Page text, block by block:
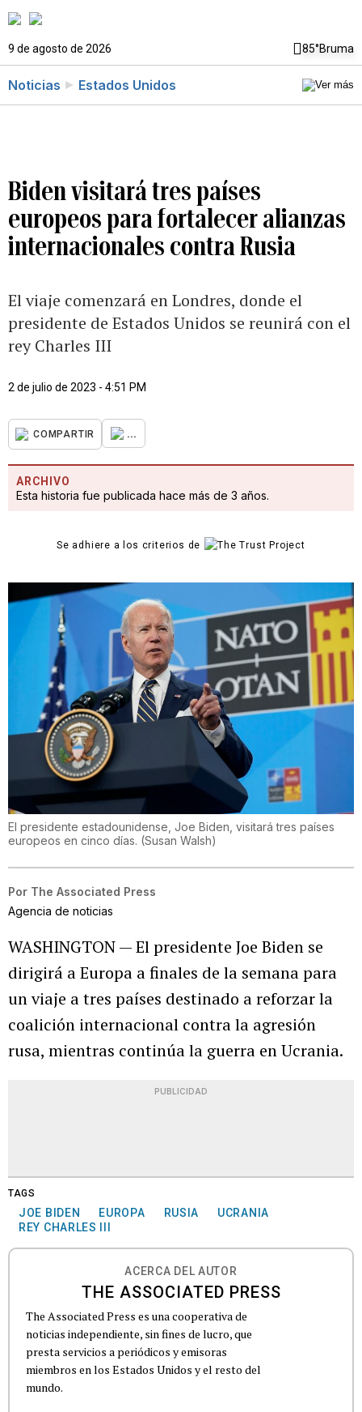
9 de agosto de 2026 85°Bruma
Noticias Estados Unidos
Biden visitará tres países
europeos para fortalecer alianzas
internacionales contra Rusia
El viaje comenzará en Londres, donde el
presidente de Estados Unidos se reunirá con el
rey Charles III
2 de julio de 2023 - 4:51 PM
COMPARTIR ...
ARCHIVO
Esta historia fue publicada hace más de 3 años.
Se adhiere a los criterios de
El presidente estadounidense, Joe Biden, visitará tres países
europeos en cinco días. (Susan Walsh)
Por The Associated Press
Agencia de noticias
WASHINGTON — El presidente Joe Biden se
dirigirá a Europa a finales de la semana para
un viaje a tres países destinado a reforzar la
coalición internacional contra la agresión
rusa, mientras continúa la guerra en Ucrania.
PUBLICIDAD
TAGS
JOE BIDEN EUROPA RUSIA
UCRANIA
REY CHARLES III
ACERCA DEL AUTOR
THE ASSOCIATED PRESS
The Associated Press es una cooperativa de
noticias independiente, sin fines de lucro, que
presta servicios a periódicos y emisoras
miembros en los Estados Unidos y el resto del
mundo.